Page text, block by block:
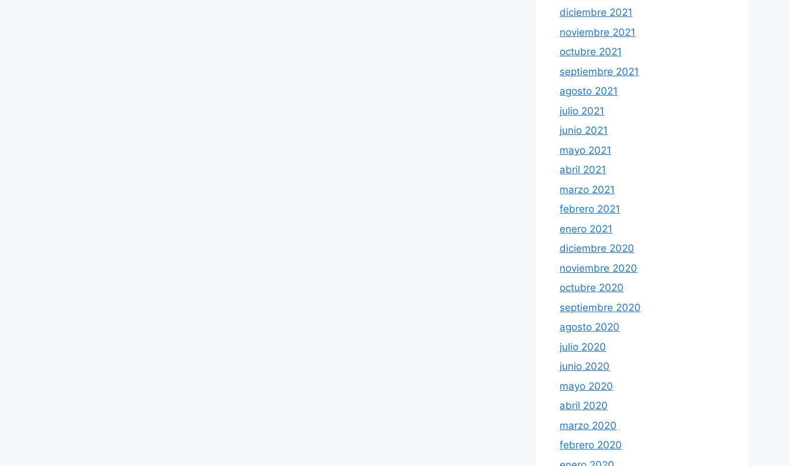
diciembre 2021
noviembre 2021
octubre 2021
septiembre 2021
agosto 2021
julio 2021
junio 2021
mayo 2021
abril 2021
marzo 2021
febrero 2021
enero 2021
diciembre 2020
noviembre 2020
octubre 2020
septiembre 2020
agosto 2020
julio 2020
junio 2020
mayo 2020
abril 2020
marzo 2020
febrero 2020